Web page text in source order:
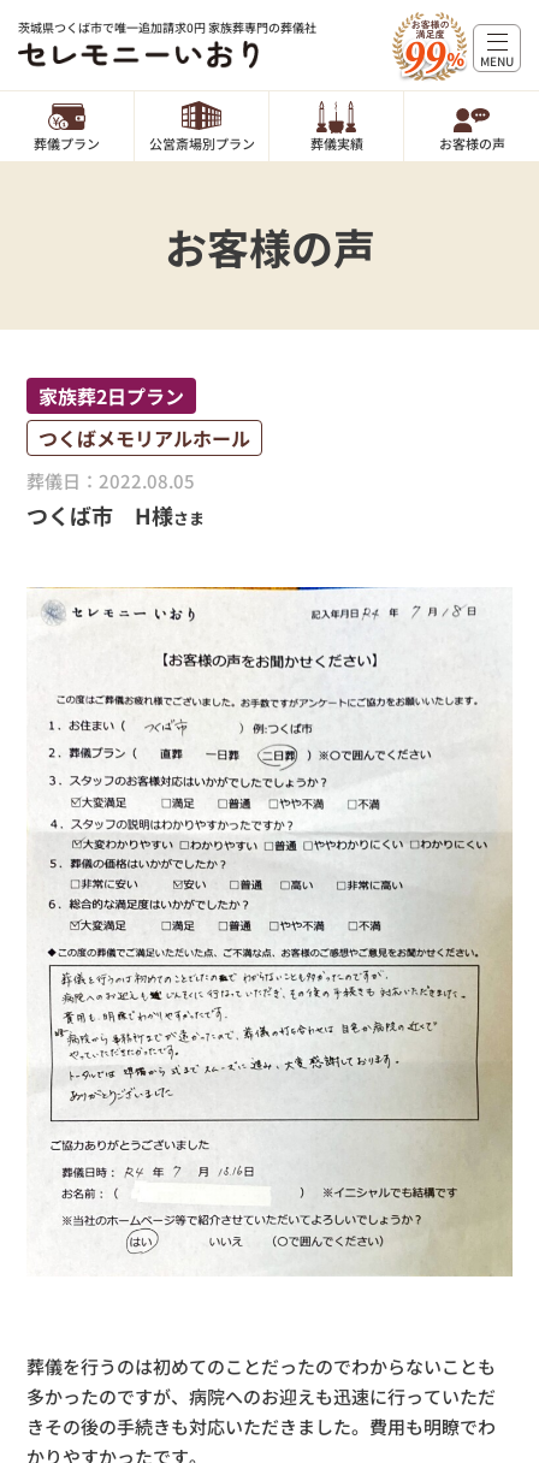
茨城県つくば市で唯一追加請求0円 家族葬専門の葬儀社
葬儀プラン 公営斎場別プラン 葬儀実績 お客様の声
MENU
お客様の声
家族葬2日プラン
つくばメモリアルホール
葬儀日：2022.08.05
つくば市 H様さま
葬儀を行うのは初めてのことだったのでわからないことも
多かったのですが、病院へのお迎えも迅速に行っていただ
きその後の手続きも対応いただきました。費用も明瞭でわ
かりやすかったです。